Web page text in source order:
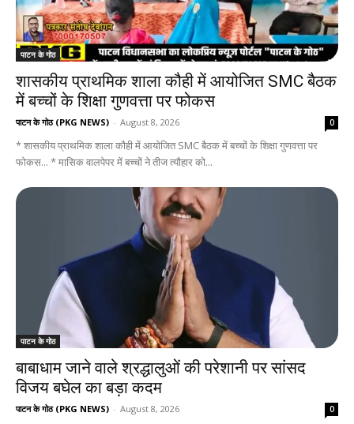
पाटन के गोठ
शासकीय प्राथमिक शाला कौही में आयोजित SMC बैठक
में बच्चों के शिक्षा गुणवत्ता पर फोकस
पाटन के गोठ (PKG NEWS) - August 8, 2026 0
* शासकीय प्राथमिक शाला कौही में आयोजित SMC बैठक में बच्चों के शिक्षा गुणवत्ता पर
फोकस... * मासिक वालपेपर में बच्चों ने तीज त्यौहार को...
पाटन के गोठ
बाबाधाम जाने वाले श्रद्धालुओं की परेशानी पर सांसद
विजय बघेल का बड़ा कदम
पाटन के गोठ (PKG NEWS) - August 8, 2026 0